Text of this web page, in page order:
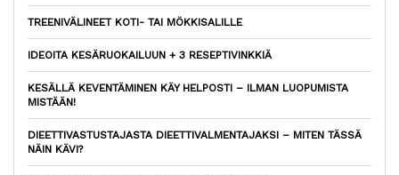
TREENIVÄLINEET KOTI- TAI MÖKKISALILLE
IDEOITA KESÄRUOKAILUUN + 3 RESEPTIVINKKIÄ
KESÄLLÄ KEVENTÄMINEN KÄY HELPOSTI – ILMAN LUOPUMISTA
MISTÄÄN!
DIEETTIVASTUSTAJASTA DIEETTIVALMENTAJAKSI – MITEN TÄSSÄ
NÄIN KÄVI?